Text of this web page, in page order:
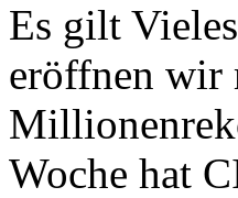
Es gilt
eröffnen wir
Woche hat